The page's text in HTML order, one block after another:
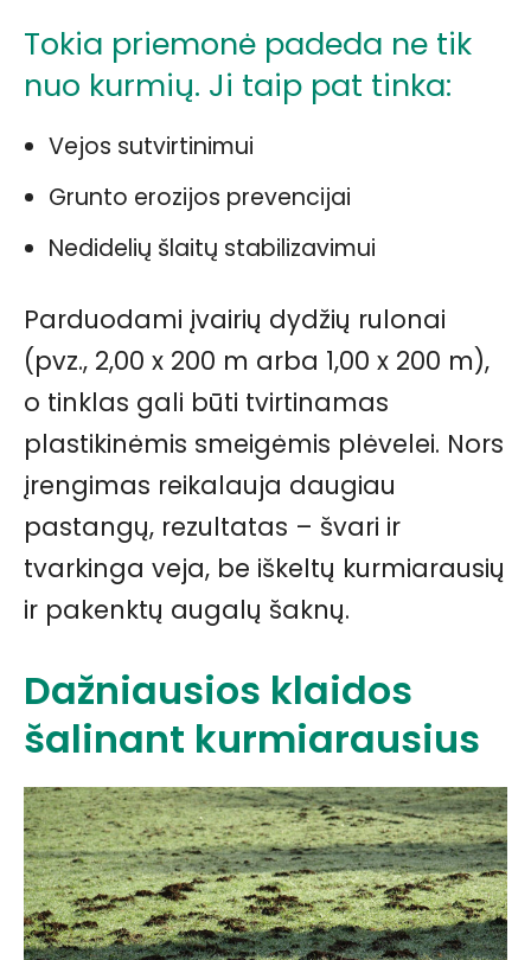
Tokia priemonė padeda ne tik
nuo kurmių. Ji taip pat tinka:
Vejos sutvirtinimui
Grunto erozijos prevencijai
Nedidelių šlaitų stabilizavimui
Parduodami įvairių dydžių rulonai
(pvz., 2,00 x 200 m arba 1,00 x 200 m),
o tinklas gali būti tvirtinamas
plastikinėmis smeigėmis plėvelei. Nors
įrengimas reikalauja daugiau
pastangų, rezultatas – švari ir
tvarkinga veja, be iškeltų kurmiarausių
ir pakenktų augalų šaknų.
Dažniausios klaidos
šalinant kurmiarausius